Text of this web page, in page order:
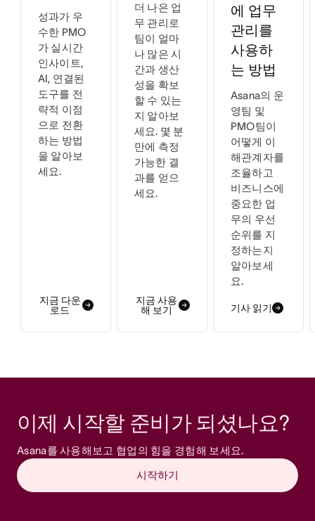
성과가 우
수한 PMO
가 실시간
인사이트,
AI, 연결된
도구를 전
략적 이점
으로 전환
하는 방법
을 알아보
세요.
지금 다운
로드
더 나은 업
무 관리로
팀이 얼마
나 많은 시
간과 생산
성을 확보
할 수 있는
지 알아보
세요. 몇 분
만에 측정
가능한 결
과를 얻으
세요.
지금 사용
해 보기
에 업무
관리를
사용하
는 방법
Asana의 운
영팀 및
PMO팀이
어떻게 이
해관계자를
조율하고
비즈니스에
중요한 업
무의 우선
순위를 지
정하는지
알아보세
요.
기사 읽기
이제 시작할 준비가 되셨나요?
Asana를 사용해보고 협업의 힘을 경험해 보세요.
시작하기